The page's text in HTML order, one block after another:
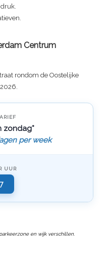
Centrum
rondom de Oostelijke
zondag*
per week
UUR
en wijk verschillen.